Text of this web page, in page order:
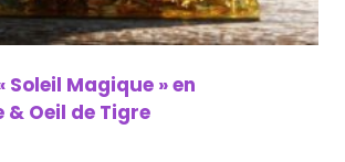
Soleil Magique » en
Oeil de Tigre